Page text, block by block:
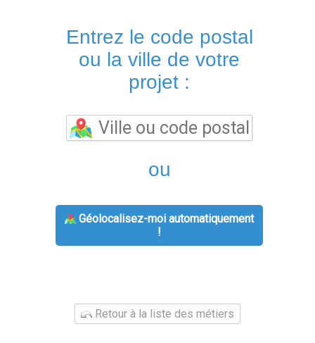
Entrez le code postal
ou la ville de votre
projet :
ou
Géolocalisez-moi automatiquement
!
Retour à la liste des métiers